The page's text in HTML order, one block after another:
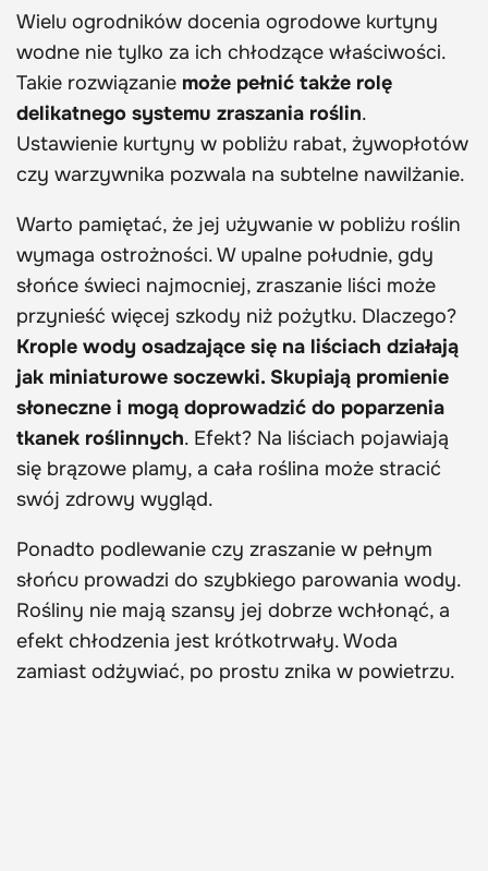
Wielu ogrodników docenia ogrodowe kurtyny
wodne nie tylko za ich chłodzące właściwości.
Takie rozwiązanie może pełnić także rolę
delikatnego systemu zraszania roślin.
Ustawienie kurtyny w pobliżu rabat, żywopłotów
czy warzywnika pozwala na subtelne nawilżanie.
Warto pamiętać, że jej używanie w pobliżu roślin
wymaga ostrożności. W upalne południe, gdy
słońce świeci najmocniej, zraszanie liści może
przynieść więcej szkody niż pożytku. Dlaczego?
Krople wody osadzające się na liściach działają
jak miniaturowe soczewki. Skupiają promienie
słoneczne i mogą doprowadzić do poparzenia
tkanek roślinnych. Efekt? Na liściach pojawiają
się brązowe plamy, a cała roślina może stracić
swój zdrowy wygląd.
Ponadto podlewanie czy zraszanie w pełnym
słońcu prowadzi do szybkiego parowania wody.
Rośliny nie mają szansy jej dobrze wchłonąć, a
efekt chłodzenia jest krótkotrwały. Woda
zamiast odżywiać, po prostu znika w powietrzu.